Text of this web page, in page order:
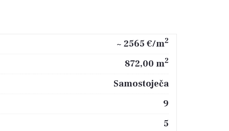
~ 2565 €/m2
872,00 m2
Samostoječa
9
5